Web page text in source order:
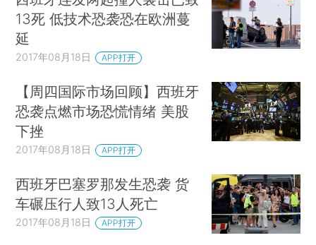
13死 低技术恐袭恐在欧洲蔓
延
2017年08月18日 APP打开
【周四国际市场回顾】西班牙
恐袭点燃市场恐慌情绪 美股
下挫
2017年08月18日 APP打开
西班牙巴塞罗那发生恐袭 货
车碾压行人致13人死亡
2017年08月18日 APP打开